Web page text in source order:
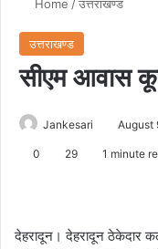
Home /उत्तराखण्ड
उत्तराखण्ड
सीएम आवास
Jankesari August
0 29 1 minute
देहरादून। देहरादून ठेकेदार